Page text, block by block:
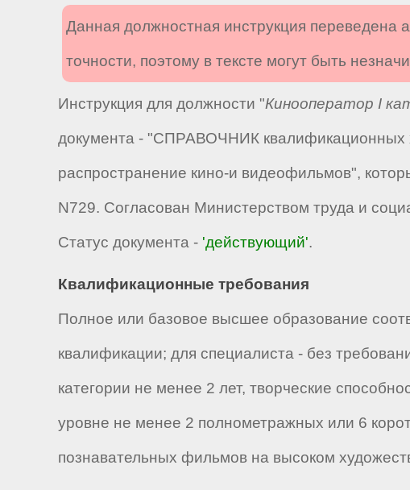
Данная должностная инструкция переведена
точности, поэтому в тексте могут быть
Инструкция для должности "Кинооператор I
документа - "СПРАВОЧНИК квалификационных
распространение кино-и видеофильмов",
N729. Согласован Министерством труда и
Статус документа - 'действующий'.
Квалификационные требования
Полное или базовое высшее образование
квалификации; для специалиста - без
категории не менее 2 лет, творческие
уровне не менее 2 полнометражных или 6
познавательных фильмов на высоком